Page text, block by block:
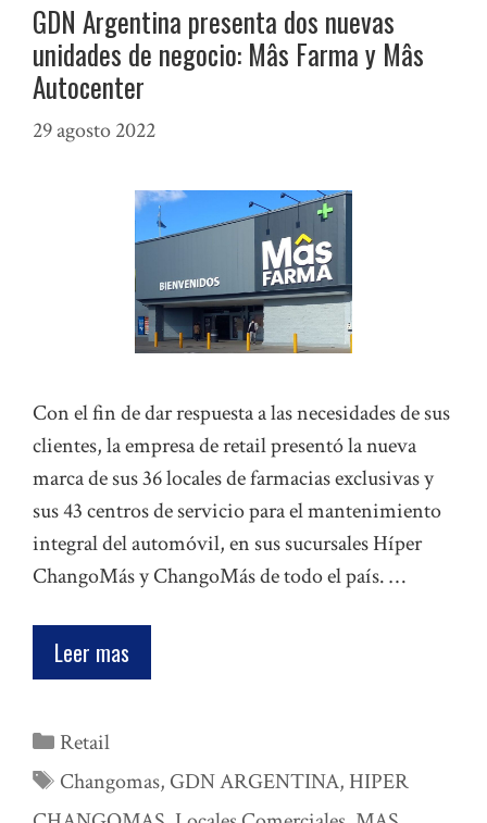
GDN Argentina presenta dos nuevas
unidades de negocio: Mâs Farma y Mâs
Autocenter
29 agosto 2022
Con el fin de dar respuesta a las necesidades de sus
clientes, la empresa de retail presentó la nueva
marca de sus 36 locales de farmacias exclusivas y
sus 43 centros de servicio para el mantenimiento
integral del automóvil, en sus sucursales Híper
ChangoMás y ChangoMás de todo el país. …
Leer mas
Categorías
Retail
Etiquetas
Changomas, GDN ARGENTINA, HIPER